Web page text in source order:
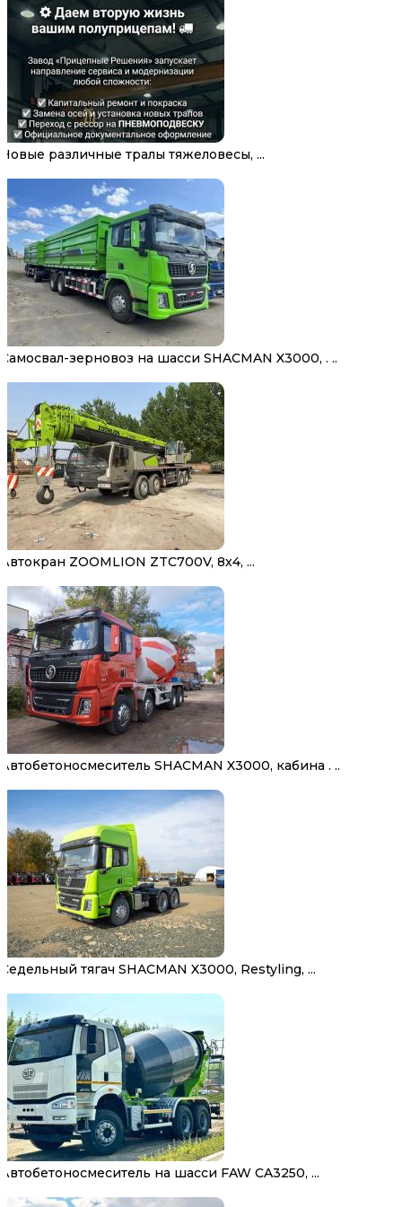
Новые различные тралы тяжеловесы, ...
Самосвал-зерновоз на шасси SHACMAN X3000, . ..
Автокран ZOOMLION ZTC700V, 8х4, ...
Автобетоносмеситель SHACMAN X3000, кабина . ..
Седельный тягач SHACMAN X3000, Restyling, ...
Автобетоносмеситель на шасси FAW CA3250, ...